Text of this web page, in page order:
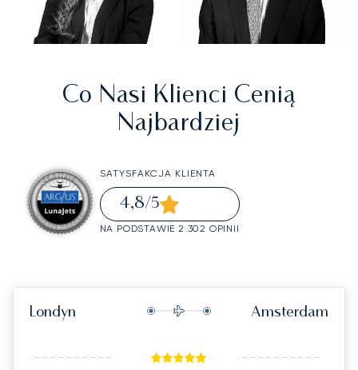
Co Nasi Klienci Cenią
Najbardziej
SATYSFAKCJA KLIENTA
4,8/5
NA PODSTAWIE 2 302 OPINII
Londyn Amsterdam